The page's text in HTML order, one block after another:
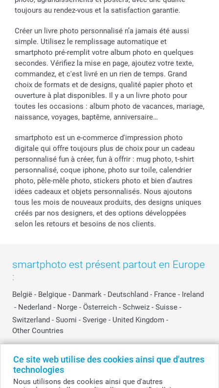
Ce site web utilise des cookies ainsi que d'autres
technologies
Nous utilisons des cookies ainsi que d'autres
toujours au rendez-vous et la satisfaction garantie.
Créer un livre photo personnalisé n’a jamais été aussi
simple. Utilisez le remplissage automatique et
smartphoto pré-remplit votre album photo en quelques
secondes. Vérifiez la mise en page, ajoutez votre texte,
commandez, et c'est livré en un rien de temps. Grand
choix de formats et de designs, qualité papier photo et
ouverture à plat disponibles. Il y a un livre photo pour
toutes les occasions : album photo de vacances, mariage,
naissance, voyages, baptême, anniversaire…
smartphoto est un e-commerce d'impression photo
digitale qui offre toujours plus de choix pour un cadeau
personnalisé fun à créer, fun à offrir : mug photo, t-shirt
personnalisé, coque iphone, photo sur toile, calendrier
photo, pêle-mêle photo, stickers photo et bien d’autres
idées cadeaux et objets personnalisés. Nous ajoutons
tous les mois de nouveaux produits, des designs uniques
créés par nos designers, et des options développées
selon les retours et besoins de nos clients.
smartphoto est présent partout en Europe
:
België - Belgique - Danmark - Deutschland - France - Ireland
- Nederland - Norge - Österreich - Schweiz - Suisse -
Switzerland - Suomi - Sverige - United Kingdom -
Other Countries
Tous les prix sont en EURO (€), TVA incluse et hors frais de port.